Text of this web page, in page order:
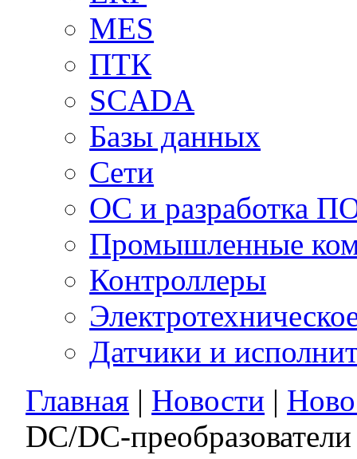
MES
ПТК
SCADA
Базы данных
Сети
ОС и разработка
Промышленные
Контроллеры
Датчики и
Главная | Новости |
DC/DC-